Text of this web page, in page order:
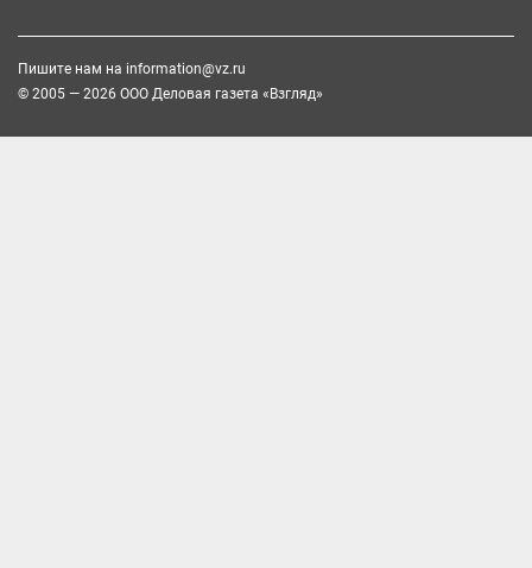
Пишите нам на information@vz.ru
© 2005 — 2026 ООО Деловая газета «Взгляд»